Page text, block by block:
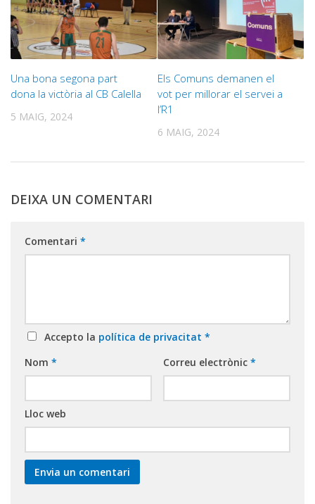
Una bona segona part
dona la victòria al CB Calella
5 MAIG, 2024
Els Comuns demanen el
vot per millorar el servei a
l’R1
6 MAIG, 2024
DEIXA UN COMENTARI
Comentari *
Accepto la política de privacitat *
Nom * Correu electrònic *
Lloc web